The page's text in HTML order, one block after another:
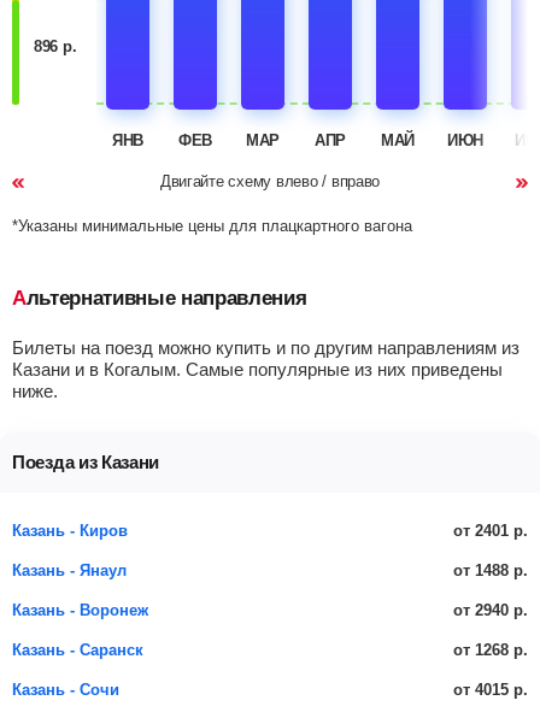
896 р.
ЯНВ ФЕВ МАР АПР МАЙ ИЮН
Двигайте схему влево / вправо
*Указаны минимальные цены для плацкартного вагона
Альтернативные направления
Билеты на поезд можно купить и по другим направлениям из
Казани и в Когалым. Самые популярные из них приведены
ниже.
Поезда из Казани
Казань - Киров от 2401 р.
Казань - Янаул от 1488 р.
Казань - Воронеж от 2940 р.
Казань - Саранск от 1268 р.
Казань - Сочи от 4015 р.